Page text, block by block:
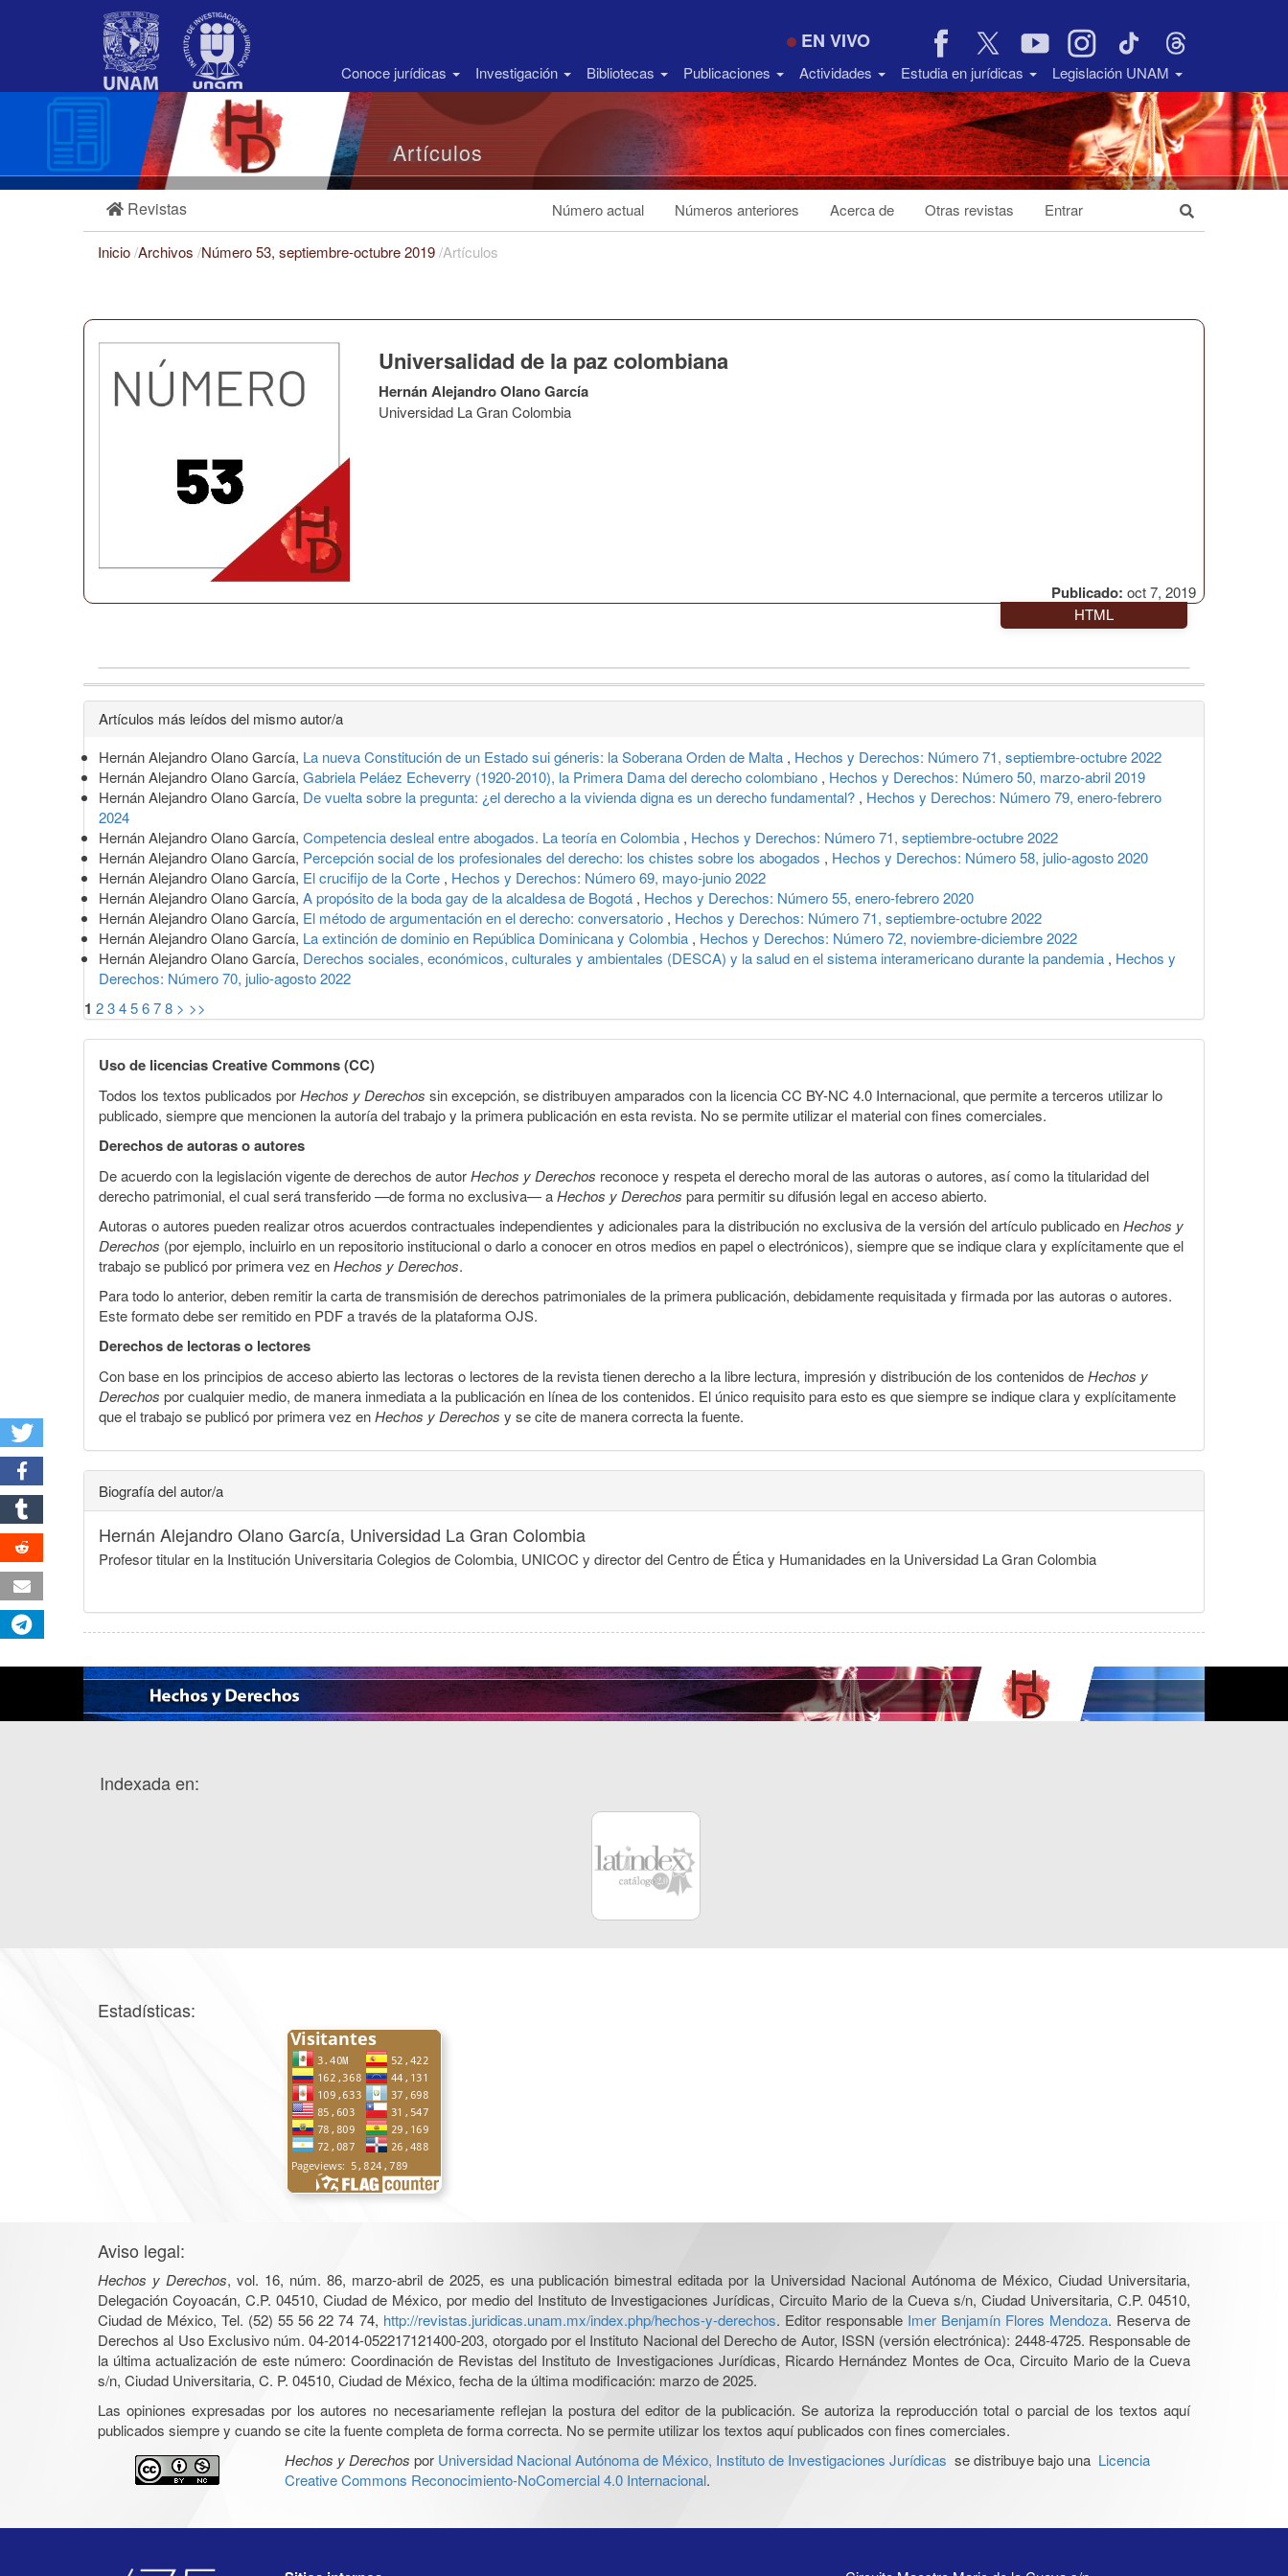
Barra
EN VIVO
Conoce jurídicas Investigación Bibliotecas Publicaciones Actividades Estudia en jurídicas Legislación UNAM
Artículos
Revistas Número actual Números anteriores Acerca de Otras revistas Entrar
Inicio/Archivos /Número 53, septiembre-octubre 2019/Artículos
Publicado: oct 7, 2019
Universalidad de la paz colombiana
Hernán Alejandro Olano García
Universidad La Gran Colombia
HTML
Detalles
del
artículo
Artículos más leídos del mismo autor/a
Hernán Alejandro Olano García, La nueva Constitución de un Estado sui géneris: la Soberana Orden de Malta , Hechos y Derechos: Número 71, septiembre-octubre 2022
Hernán Alejandro Olano García, Gabriela Peláez Echeverry (1920-2010), la Primera Dama del derecho colombiano , Hechos y Derechos: Número 50, marzo-abril 2019
Hernán Alejandro Olano García, De vuelta sobre la pregunta: ¿el derecho a la vivienda digna es un derecho fundamental? , Hechos y Derechos: Número 79, enero-febrero
2024
Hernán Alejandro Olano García, Competencia desleal entre abogados. La teoría en Colombia , Hechos y Derechos: Número 71, septiembre-octubre 2022
Hernán Alejandro Olano García, Percepción social de los profesionales del derecho: los chistes sobre los abogados , Hechos y Derechos: Número 58, julio-agosto 2020
Hernán Alejandro Olano García, El crucifijo de la Corte , Hechos y Derechos: Número 69, mayo-junio 2022
Hernán Alejandro Olano García, A propósito de la boda gay de la alcaldesa de Bogotá , Hechos y Derechos: Número 55, enero-febrero 2020
Hernán Alejandro Olano García, El método de argumentación en el derecho: conversatorio , Hechos y Derechos: Número 71, septiembre-octubre 2022
Hernán Alejandro Olano García, La extinción de dominio en República Dominicana y Colombia , Hechos y Derechos: Número 72, noviembre-diciembre 2022
Hernán Alejandro Olano García, Derechos sociales, económicos, culturales y ambientales (DESCA) y la salud en el sistema interamericano durante la pandemia , Hechos y
Derechos: Número 70, julio-agosto 2022
1 2345678 > >>
Uso de licencias Creative Commons (CC)
Todos los textos publicados porHechos y Derechos sin excepción, se distribuyen amparados con la licencia CC BY-NC 4.0 Internacional, que permite a terceros utilizar lo
publicado, siempre que mencionen la autoría del trabajo y la primera publicación en esta revista. No se permite utilizar el material con fines comerciales.
Derechos de autoras o autores
De acuerdo con la legislación vigente de derechos de autorHechos y Derechos reconoce y respeta el derecho moral de las autoras o autores, así como la titularidad del
derecho patrimonial, el cual será transferido —de forma no exclusiva— aHechos y Derechos para permitir su difusión legal en acceso abierto.
Autoras o autores pueden realizar otros acuerdos contractuales independientes y adicionales para la distribución no exclusiva de la versión del artículo publicado enHechos y
Derechos (por ejemplo, incluirlo en un repositorio institucional o darlo a conocer en otros medios en papel o electrónicos), siempre que se indique clara y explícitamente que el
trabajo se publicó por primera vez enHechos y Derechos.
Para todo lo anterior, deben remitir la carta de transmisión de derechos patrimoniales de la primera publicación, debidamente requisitada y firmada por las autoras o autores.
Este formato debe ser remitido en PDF a través de la plataforma OJS.
Derechos de lectoras o lectores
Con base en los principios de acceso abierto las lectoras o lectores de la revista tienen derecho a la libre lectura, impresión y distribución de los contenidos deHechos y
Derechos por cualquier medio, de manera inmediata a la publicación en línea de los contenidos. El único requisito para esto es que siempre se indique clara y explícitamente
que el trabajo se publicó por primera vez enHechos y Derechos y se cite de manera correcta la fuente.
Biografía del autor/a
Hernán Alejandro Olano García, Universidad La Gran Colombia
Profesor titular en la Institución Universitaria Colegios de Colombia, UNICOC y director del Centro de Ética y Humanidades en la Universidad La Gran Colombia
Indexada en:
Estadísticas:
Aviso legal:
Hechos y Derechos, vol. 16, núm. 86, marzo-abril de 2025, es una publicación bimestral editada por la Universidad Nacional Autónoma de México, Ciudad Universitaria,
Delegación Coyoacán, C.P. 04510, Ciudad de México, por medio del Instituto de Investigaciones Jurídicas, Circuito Mario de la Cueva s/n, Ciudad Universitaria, C.P. 04510,
Ciudad de México, Tel. (52) 55 56 22 74 74, http://revistas.juridicas.unam.mx/index.php/hechos-y-derechos. Editor responsable Imer Benjamín Flores Mendoza. Reserva de
Derechos al Uso Exclusivo núm. 04-2014-052217121400-203, otorgado por el Instituto Nacional del Derecho de Autor, ISSN (versión electrónica): 2448-4725. Responsable de
la última actualización de este número: Coordinación de Revistas del Instituto de Investigaciones Jurídicas, Ricardo Hernández Montes de Oca, Circuito Mario de la Cueva
s/n, Ciudad Universitaria, C. P. 04510, Ciudad de México, fecha de la última modificación: marzo de 2025.
Las opiniones expresadas por los autores no necesariamente reflejan la postura del editor de la publicación. Se autoriza la reproducción total o parcial de los textos aquí
publicados siempre y cuando se cite la fuente completa de forma correcta. No se permite utilizar los textos aquí publicados con fines comerciales.
Hechos y Derechos por Universidad Nacional Autónoma de México, Instituto de Investigaciones Jurídicas se distribuye bajo una Licencia
Creative Commons Reconocimiento-NoComercial 4.0 Internacional.